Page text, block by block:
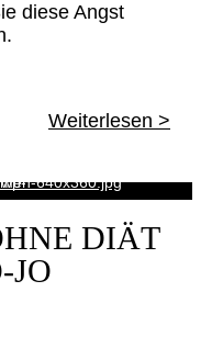
diese Angst
Weiterlesen >
DIÄT
JO